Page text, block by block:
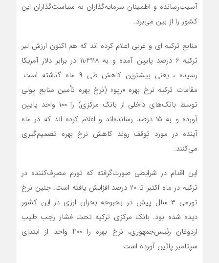
آسیب‌رسانده و اطمینان سرمایه‌گذاران به سیاست‌گذاران این
کشور را از بین می‌برد.
منابع ترکیه ای و غربی اعلام کرده اند که هم اکنون ارزش لیر
ترکیه ۶ درصد پایین آمده و به ۱۱٫۳۱۱۸ در برابر دلار آمریکا
رسیده ، یعنی بیشترین کاهش طی ۹‌ ماه گذشته است.
مقامات ترکیه نرخ بهره «رپو» (نرخ بهره تأمین منابع پولی
توسط بانک‌های داخلی از بانک مرکزی) را ۱۰۰ واحد پایین
آورده و به ۱۵ درصد رسانده‌اند و اعلام کرده اند که در ماه
آینده در مورد توقف روند کاهش نرخ بهره تصمیم‌گیری
می‌کنند.
این اقدام در شرایطی صورت‌گرفته که تورم مصرف‌کننده در
ترکیه در ماه اکتبر تا ۲۰ درصد افزایش یافته است. چنین نرخ
تورمی ۳ سال پیش در بحبوحه بحران ارزی در این کشور
دیده ‌شده بود. بانک مرکزی ترکیه تحت فشار رجب طیب
اردوغان رئیس‌جمهوری، نرخ بهره را ۴۰۰ واحد از ابتدای
سپتامبر پائین آورده است.